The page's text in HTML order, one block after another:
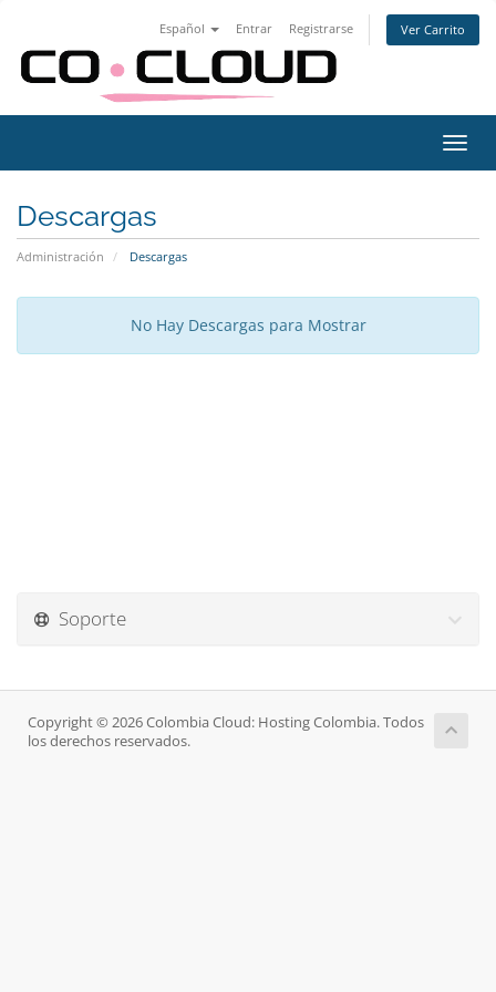
Español Entrar Registrarse Ver Carrito
Descargas
Administración Descargas
No Hay Descargas para Mostrar
Soporte
Copyright © 2026 Colombia Cloud: Hosting Colombia. Todos
los derechos reservados.